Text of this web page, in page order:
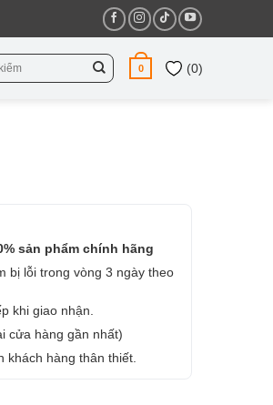
0 (0)
sản phẩm chính hãng
bị lỗi trong vòng 3 ngày theo
khi giao nhận.
cửa hàng gần nhất)
khách hàng thân thiết.